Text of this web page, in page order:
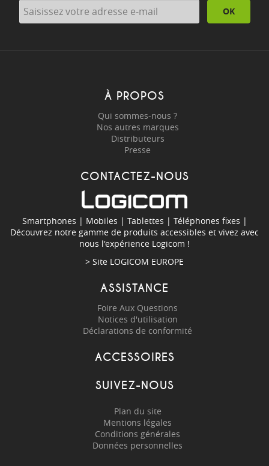
OK
À PROPOS
Qui sommes-nous ?
Nos autres marques
Distributeurs
Presse
CONTACTEZ-NOUS
Smartphones | Mobiles | Tablettes | Téléphones fixes |
Découvrez notre gamme de produits accessibles et vivez avec
nous l'expérience Logicom !
> Site LOGICOM EUROPE
ASSISTANCE
Foire Aux Questions
Notices d'utilisation
Déclarations de conformité
ACCESSOIRES
SUIVEZ-NOUS
Plan du site
Mentions légales
Conditions générales
Données personnelles